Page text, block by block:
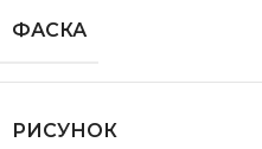
ФАСКА
РИСУНОК